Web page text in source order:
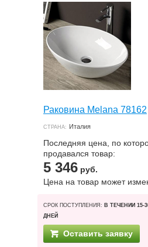
Раковина Melana 78162
СТРАНА: Италия
Последняя цена, по
продавался товар:
5 346 руб.
Цена на товар может
СРОК ПОСТУПЛЕНИЯ: В ТЕЧЕНИИ 15-
ДНЕЙ
Оставить заявку